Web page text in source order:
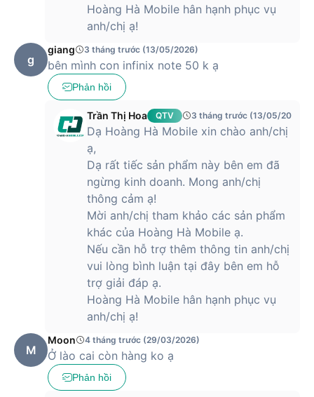
Đánh giá chi tiết các tính năng nổi bật
của Infinix Note 50
Infinix Note 50 là mẫu smartphone nổi bật trong phân khúc
tầm trung, đem lại những ưu điểm như màn hình sắc nét, hiệu
năng mạnh mẽ, cụm camera độ phân giải cao, thời lượng pin
ấn tượng và nhiều tiện ích hiện đại.
Thiết kế sang trọng, mỏng nhẹ và đầy tiện ích
của Infinix Note 50
Ấn tượng đầu tiên khi cầm Infinix Note 50 trên tay chính là
cảm giác chắc chắn và đầm tay nhờ khung viền kim loại có
độ bền cao. Chất liệu này không chỉ mang lại vẻ ngoài cứng
cáp, bền bỉ mà còn giúp tăng tính thẩm mỹ cho chiếc điện
thoại. Đây thực sự là điểm cộng lớn cho điện thoại trong
phân khúc tầm trung, khi mà nhiều đối thủ vẫn sử dụng
khung nhựa hoặc thiết kế đơn giản.
Về kích thước, điện thoại có thông số 163.3 x 74.4 x 7.6 mm
cùng trọng lượng 199g. Máy vẫn giữ được sự cân đối và gọn
gàng, không gây cảm giác quá to hay nặng khi cầm lâu.
Thiết kế mỏng nhẹ giúp người dùng dễ dàng thao tác và
mang theo mọi lúc mọi nơi.
Hoàng Hà Mobile hân hạnh phục vụ
anh/chị ạ!
g
giang 3 tháng trước (13/05/2026)
bên mình con infinix note 50 k ạ
Phản hồi
Trần Thị Hoa QTV 3 tháng trước (13/05/2026)
Dạ Hoàng Hà Mobile xin chào anh/chị
ạ,
Dạ rất tiếc sản phẩm này bên em đã
ngừng kinh doanh. Mong anh/chị
thông cảm ạ!
Mời anh/chị tham khảo các sản phẩm
khác của Hoàng Hà Mobile ạ.
Nếu cần hỗ trợ thêm thông tin anh/chị
vui lòng bình luận tại đây bên em hỗ
trợ giải đáp ạ.
Hoàng Hà Mobile hân hạnh phục vụ
anh/chị ạ!
M
Moon 4 tháng trước (29/03/2026)
Ở lào cai còn hàng ko ạ
Phản hồi